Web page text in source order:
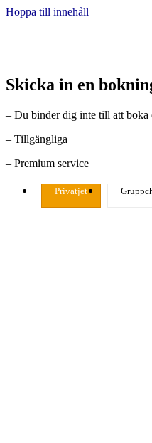
Hoppa till innehåll
Skicka in en
– Du binder dig inte till att boka
– Tillgängliga
– Premium service
Privatjet